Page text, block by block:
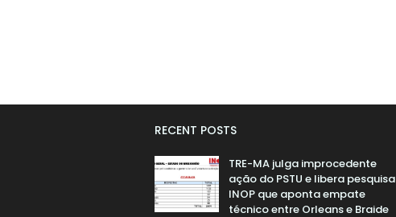
RECENT POSTS
TRE-MA julga improcedente
ação do PSTU e libera pesquisa
INOP que aponta empate
técnico entre Orleans e Braide